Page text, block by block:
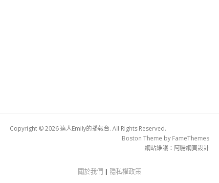
Copyright © 2026 達人Emily的播報台. All Rights Reserved.
Boston Theme by FameThemes
網站維護： 阿腸網頁設計
關於我們 | 隱私權政策